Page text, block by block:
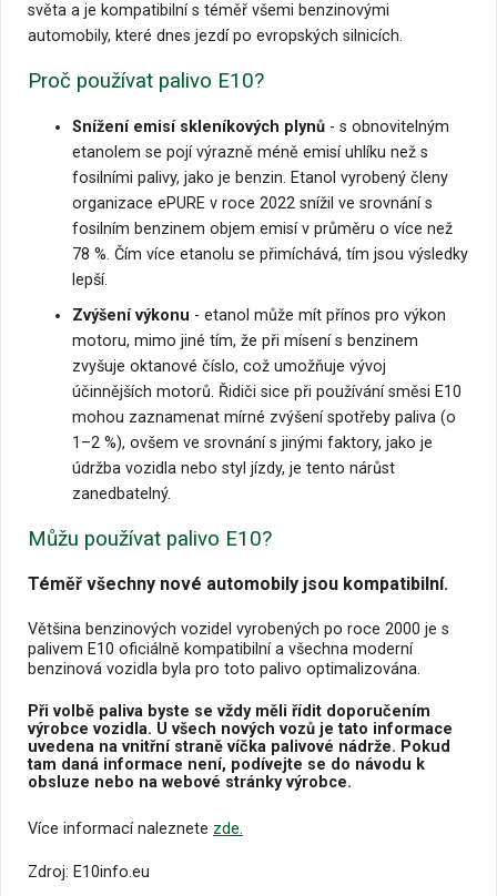
světa a je kompatibilní s téměř všemi benzinovými
automobily, které dnes jezdí po evropských silnicích.
Proč používat palivo E10?
Snížení emisí skleníkových plynů - s obnovitelným
etanolem se pojí výrazně méně emisí uhlíku než s
fosilními palivy, jako je benzin. Etanol vyrobený členy
organizace ePURE v roce 2022 snížil ve srovnání s
fosilním benzinem objem emisí v průměru o více než
78 %. Čím více etanolu se přimíchává, tím jsou výsledky
lepší.
Zvýšení výkonu - etanol může mít přínos pro výkon
motoru, mimo jiné tím, že při mísení s benzinem
zvyšuje oktanové číslo, což umožňuje vývoj
účinnějších motorů. Řidiči sice při používání směsi E10
mohou zaznamenat mírné zvýšení spotřeby paliva (o
1–2 %), ovšem ve srovnání s jinými faktory, jako je
údržba vozidla nebo styl jízdy, je tento nárůst
zanedbatelný.
Můžu používat palivo E10?
Téměř všechny nové automobily jsou kompatibilní.
Většina benzinových vozidel vyrobených po roce 2000 je s
palivem E10 oficiálně kompatibilní a všechna moderní
benzinová vozidla byla pro toto palivo optimalizována.
Při volbě paliva byste se vždy měli řídit doporučením
výrobce vozidla. U všech nových vozů je tato informace
uvedena na vnitřní straně víčka palivové nádrže. Pokud
tam daná informace není, podívejte se do návodu k
obsluze nebo na webové stránky výrobce.
Více informací naleznete zde.
Zdroj: E10info.eu